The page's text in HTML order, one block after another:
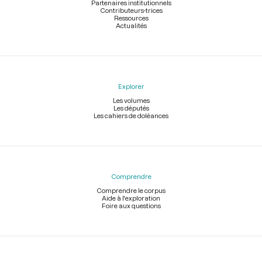
Partenaires institutionnels
Contributeurs-trices
Ressources
Actualités
Explorer
Les volumes
Les députés
Les cahiers de doléances
Comprendre
Comprendre le corpus
Aide à l'exploration
Foire aux questions